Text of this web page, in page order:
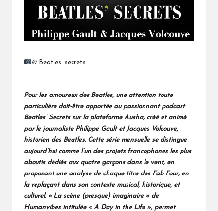
© Beatles’ secrets.
Pour les amoureux des Beatles, une attention toute
particulière doit-être apportée au passionnant podcast
Beatles’ Secretssur la plateforme Ausha, créé et animé
par le journaliste Philippe Gault et Jacques Volcouve,
historien des Beatles. Cette série mensuelle se distingue
aujourd’hui comme l’un des projets francophones les plus
aboutis dédiés aux quatre garçons dans le vent, en
proposant une analyse de chaque titre des Fab Four, en
la replaçant dans son contexte musical, historique, et
culturel. « La scène (presque) imaginaire » de
Humanvibes intitulée « A Day in the Life », permet